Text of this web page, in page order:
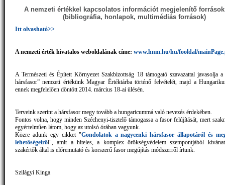
A nemzeti értékkel kapcsolatos információt megjelenítő
(bibliográfia, honlapok, multimédiás források)
Itt olvasható>>
A nemzeti érték hivatalos weboldalának címe: www.hnm.hu/hu/fooldal/
A Természeti és Épített Környezet Szakbizottság 18 támogató szavazattal javasolja a
hársfasor” nemzeti értékünk Magyar Értéktárba történő felvételét, majd a
ennek megfelelően döntött 2014. március 18-ai ülésén.
Terveink szerint a hársfasor megy tovább a hungaricummá való nevezés érdekében.
Fontos volna, hogy minden Széchenyi-tisztelő támogassa a fasor felújítását, mert
egyértelműen látom, hogy az utolsó órában vagyunk.
Közre adunk egy cikket "Gondolatok a nagycenki hársfasor állapotáról és
lehetőségeiről", amit a hiteles, a komplex örökségvédelem szempontjából
szakértők által is előremutató és korszerű fasor megújítás módszerről írtunk.
Szilágyi Kinga